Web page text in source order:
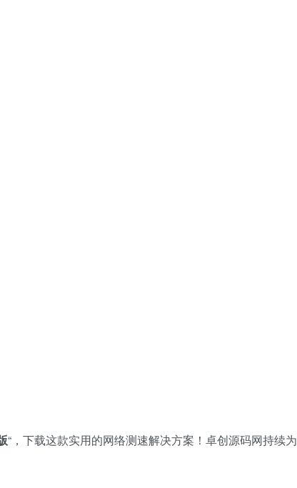
“，下载这款实用的网络测速解决方案！卓创源码网持续为